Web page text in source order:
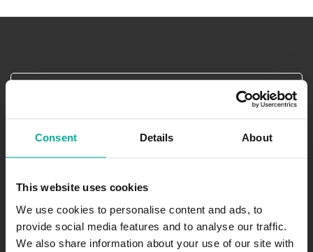
Consent Details About
This website uses cookies
We use cookies to personalise content and ads, to
provide social media features and to analyse our traffic.
We also share information about your use of our site with
Trygga och säkra betalningar
Alla priser är SEK ex. moms
Få spännande nyheter och erbjudanden direkt i inkorgen.